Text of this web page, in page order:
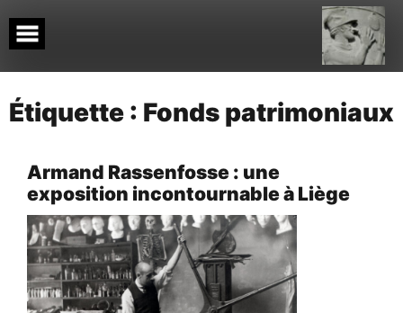
to
content
Étiquette : Fonds patrimoniaux
Armand Rassenfosse : une
exposition incontournable à Liège